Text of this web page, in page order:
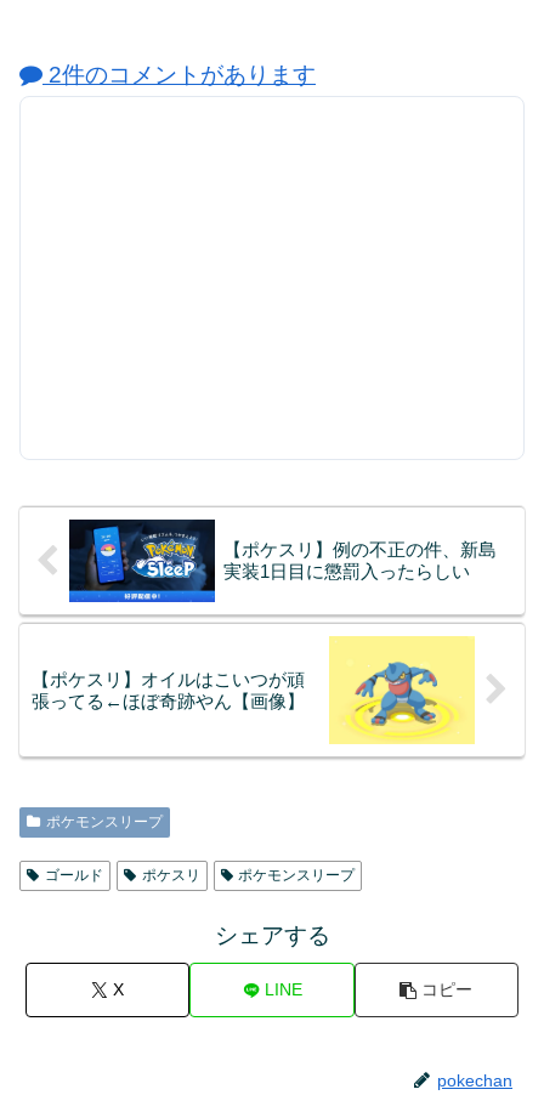
2件のコメントがあります
【ポケスリ】例の不正の件、新島
実装1日目に懲罰入ったらしい
【ポケスリ】オイルはこいつが頑
張ってる←ほぼ奇跡やん【画像】
ポケモンスリープ
ゴールド ポケスリ ポケモンスリープ
シェアする
X LINE コピー
pokechan